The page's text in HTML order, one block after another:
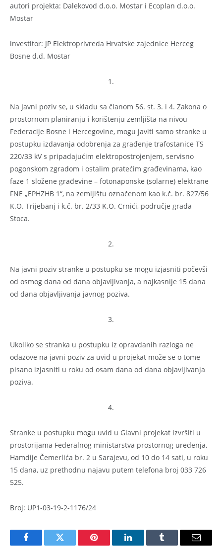
autori projekta: Dalekovod d.o.o. Mostar i Ecoplan d.o.o.
Mostar
investitor: JP Elektroprivreda Hrvatske zajednice Herceg
Bosne d.d. Mostar
1.
Na Javni poziv se, u skladu sa članom 56. st. 3. i 4. Zakona o
prostornom planiranju i korištenju zemljišta na nivou
Federacije Bosne i Hercegovine, mogu javiti samo stranke u
postupku izdavanja odobrenja za građenje trafostanice TS
220/33 kV s pripadajućim elektropostrojenjem, servisno
pogonskom zgradom i ostalim pratećim građevinama, kao
faze 1 složene građevine – fotonaponske (solarne) elektrane
FNE „EPHZHB 1“, na zemljištu označenom kao k.č. br. 827/56
K.O. Trijebanj i k.č. br. 2/33 K.O. Crnići, područje grada
Stoca.
2.
Na javni poziv stranke u postupku se mogu izjasniti počevši
od osmog dana od dana objavljivanja, a najkasnije 15 dana
od dana objavljivanja javnog poziva.
3.
Ukoliko se stranka u postupku iz opravdanih razloga ne
odazove na javni poziv za uvid u projekat može se o tome
pisano izjasniti u roku od osam dana od dana objavljivanja
poziva.
4.
Stranke u postupku mogu uvid u Glavni projekat izvršiti u
prostorijama Federalnog ministarstva prostornog uređenja,
Hamdije Čemerlića br. 2 u Sarajevu, od 10 do 14 sati, u roku
15 dana, uz prethodnu najavu putem telefona broj 033 726
525.
Broj: UP1-03-19-2-1176/24
FacebookTwitter Pinterest LinkedInTumblr Email